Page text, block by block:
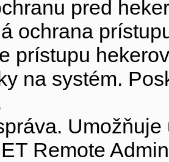
pred
ochrana
prístupu
na systém.
Remote